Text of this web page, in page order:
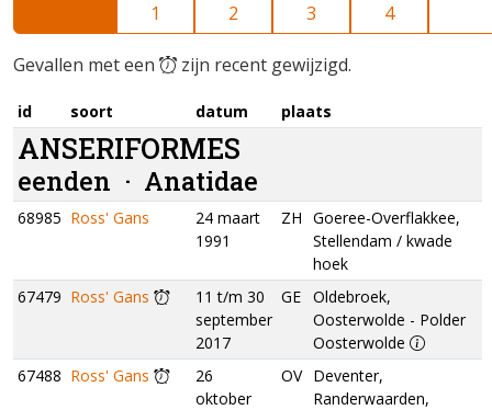
1
2
3
4
Gevallen met een zijn recent gewijzigd.
id soort datum plaats
ANSERIFORMES
eenden · Anatidae
68985 Ross' Gans
24 maart
1991
ZH Goeree-Overflakkee,
Stellendam / kwade
hoek
67479 Ross' Gans
11 t/m 30
september
2017
GE Oldebroek,
Oosterwolde - Polder
Oosterwolde
67488 Ross' Gans
26
oktober
OV Deventer,
Randerwaarden,